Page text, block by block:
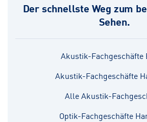
Der schnellste Weg zum
Sehen.
Akustik-Fachgeschäfte
Akustik-Fachgeschäfte
Alle Akustik-
Optik-Fachgeschäfte